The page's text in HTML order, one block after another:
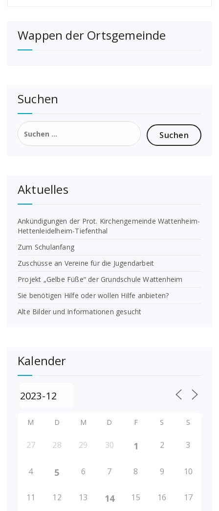
Wappen der Ortsgemeinde
Suchen
Suchen
nach:
Aktuelles
Ankündigungen der Prot. Kirchengemeinde Wattenheim-
Hettenleidelheim-Tiefenthal
Zum Schulanfang
Zuschüsse an Vereine für die Jugendarbeit
Projekt „Gelbe Füße“ der Grundschule Wattenheim
Sie benötigen Hilfe oder wollen Hilfe anbieten?
Alte Bilder und Informationen gesucht
Kalender
M D M D F S S
27 28 29 30 1 2 3
4 5 6 7 8 9 10
11 12 13 14 15 16 17